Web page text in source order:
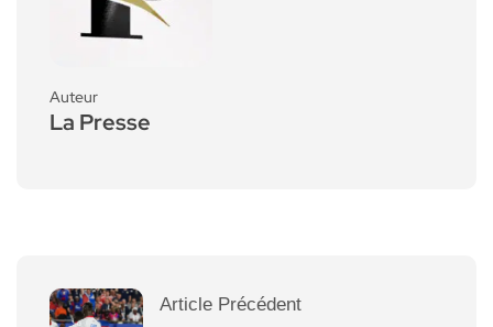
Auteur
La Presse
Article Précédent